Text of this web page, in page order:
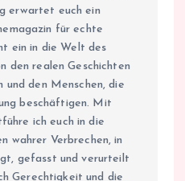
erwartet euch ein
für echte
ein in die Welt des
den realen Geschichten
und den Menschen, die
beschäftigen. Mit
ich euch in die
wahrer Verbrechen, in
gefasst und verurteilt
Gerechtigkeit und die